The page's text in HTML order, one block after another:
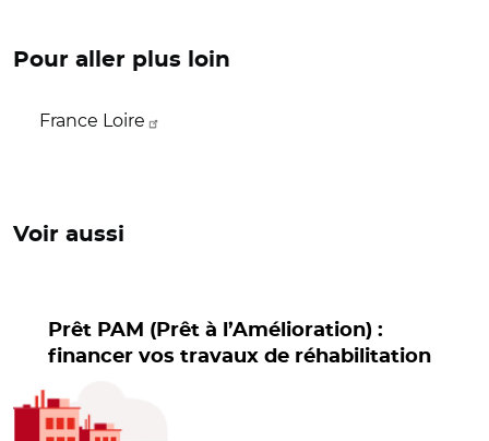
Pour aller plus loin
France Loire
Voir aussi
Prêt PAM (Prêt à l’Amélioration) :
financer vos travaux de réhabilitation